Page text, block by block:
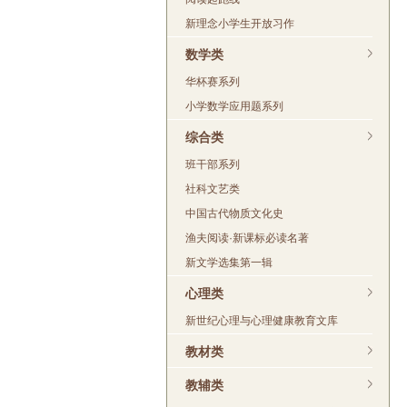
新理念小学生开放习作
数学类
华杯赛系列
小学数学应用题系列
综合类
班干部系列
社科文艺类
中国古代物质文化史
渔夫阅读·新课标必读名著
新文学选集第一辑
心理类
新世纪心理与心理健康教育文库
教材类
教辅类